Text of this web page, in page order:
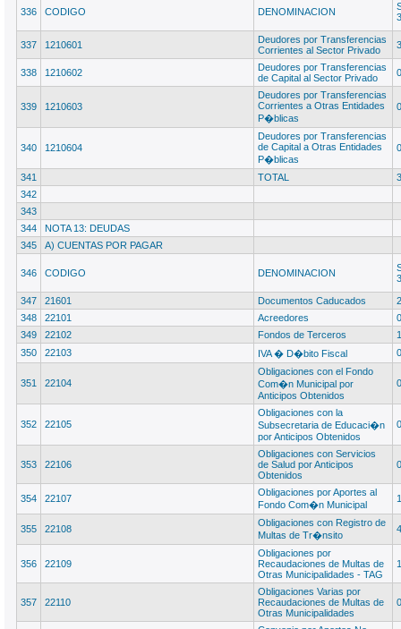
336 CODIGO DENOMINACION
337 1210601
Deudores por Transferencias
Corrientes al Sector Privado
338 1210602
Deudores por Transferencias
de Capital al Sector Privado
0
339 1210603
Deudores por Transferencias
Corrientes a Otras Entidades
P�blicas
0
340 1210604
Deudores por Transferencias
de Capital a Otras Entidades
P�blicas
0
341 TOTAL
342
343
344
NOTA 13: DEUDAS
345
A) CUENTAS POR PAGAR
346 CODIGO DENOMINACION
347 21601 Documentos Caducados
348
22101 Acreedores
0
349
22102 Fondos de Terceros
350
22103 IVA � D�bito Fiscal 0
351 22104
Obligaciones con el Fondo
Com�n Municipal por
Anticipos Obtenidos
0
352 22105
Obligaciones con la
Subsecretaria de Educaci�n
por Anticipos Obtenidos
0
353 22106
Obligaciones con Servicios
de Salud por Anticipos
Obtenidos
0
354 22107
Obligaciones por Aportes al
Fondo Com�n Municipal
355 22108
Obligaciones con Registro de
Multas de Tr�nsito
356 22109
Obligaciones por
Recaudaciones de Multas de
Otras Municipalidades - TAG
357 22110
Obligaciones Varias por
Recaudaciones de Multas de
Otras Municipalidades
0